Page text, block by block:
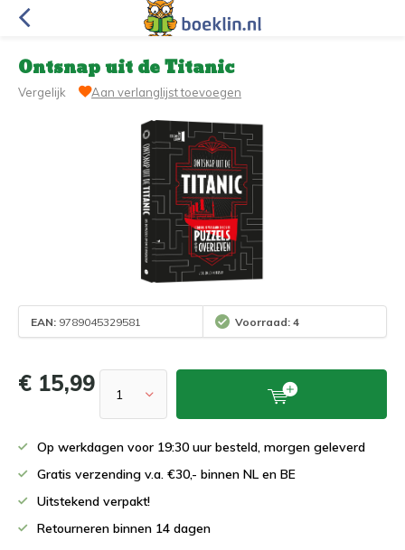
Ontsnap uit de Titanic
Vergelijk Aan verlanglijst toevoegen
EAN: 9789045329581 Voorraad: 4
€ 15,99
Op werkdagen voor 19:30 uur besteld, morgen geleverd
Gratis verzending v.a. €30,- binnen NL en BE
Uitstekend verpakt!
Retourneren binnen 14 dagen